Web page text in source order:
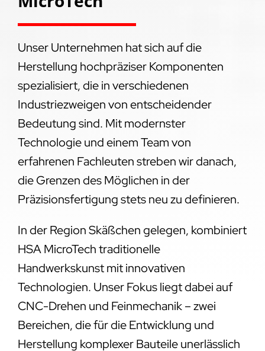
Unser Unternehmen hat sich auf die
Herstellung hochpräziser Komponenten
spezialisiert, die in verschiedenen
Industriezweigen von entscheidender
Bedeutung sind. Mit modernster
Technologie und einem Team von
erfahrenen Fachleuten streben wir danach,
die Grenzen des Möglichen in der
Präzisionsfertigung stets neu zu definieren.
In der Region Skäßchen gelegen, kombiniert
HSA MicroTech traditionelle
Handwerkskunst mit innovativen
Technologien. Unser Fokus liegt dabei auf
CNC-Drehen und Feinmechanik – zwei
Bereichen, die für die Entwicklung und
Herstellung komplexer Bauteile unerlässlich